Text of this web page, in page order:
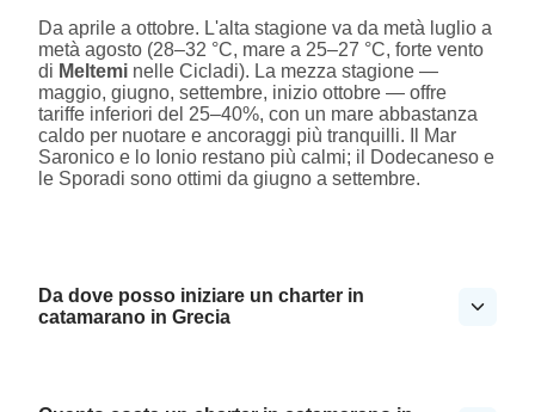
Da aprile a ottobre. L'alta stagione va da metà luglio a
metà agosto (28–32 °C, mare a 25–27 °C, forte vento
di Meltemi nelle Cicladi). La mezza stagione —
maggio, giugno, settembre, inizio ottobre — offre
tariffe inferiori del 25–40%, con un mare abbastanza
caldo per nuotare e ancoraggi più tranquilli. Il Mar
Saronico e lo Ionio restano più calmi; il Dodecaneso e
le Sporadi sono ottimi da giugno a settembre.
Da dove posso iniziare un charter in
catamarano in Grecia